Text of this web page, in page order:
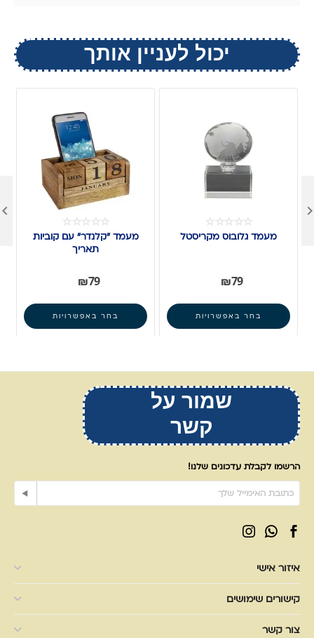
יכול לעניין אותך
מעמד גלובוס מקריסטל
₪79
בחר באפשרויות
מעמד "קלנדר" עם קוביות
תאריך
₪79
בחר באפשרויות
שמור על
קשר
הרשמו לקבלת עדכונים שלנו!
איזור אישי
קישורים שימושים
צור קשר